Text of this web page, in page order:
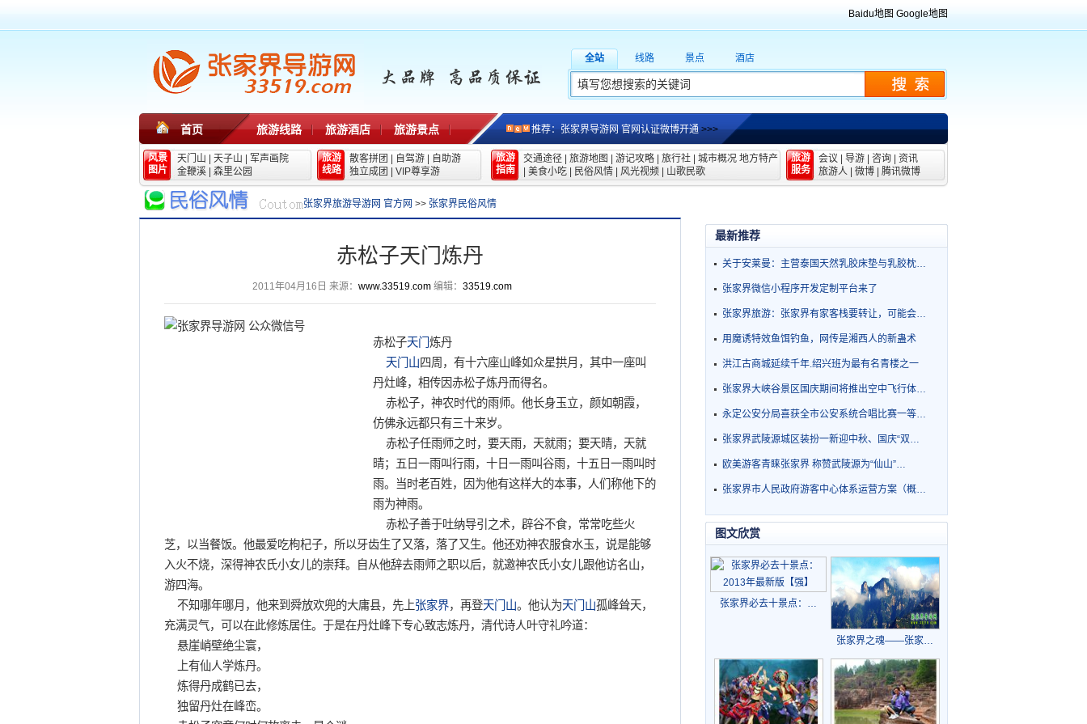
Baidu地图 Google地图
全站 线路 景点 酒店
首页 旅游线路 旅游酒店 旅游景点 推荐：张家界导游网 官网认证微博开通>>>
风景
图片
天门山 天子山
军声画院
金鞭溪
森里公园
旅游
线路
散客拼团 自驾游
自助游
独立成团
VIP尊享游
旅游
指南
交通途径 旅游地图 游记攻略 旅行社 城市概况 地方特产
美食小吃 民俗风情 风光视频 山歌民歌
旅游
服务
会议 导游 咨询
资讯
旅游人
微博 腾讯微博
张家界旅游导游网 官方网 >> 张家界民俗风情
赤松子天门炼丹
2011年04月16日 来源： www.33519.com编辑： 33519.com
赤松子天门 炼丹
天门山四周，有十六座山峰如众星拱月，其中一座叫
丹灶峰，相传因赤松子炼丹而得名。
赤松子，神农时代的雨师。他长身玉立，颜如朝霞，
仿佛永远都只有三十来岁。
赤松子任雨师之时，要天雨，天就雨；要天晴，天就
晴；五日一雨叫行雨，十日一雨叫谷雨，十五日一雨叫时
雨。当时老百姓，因为他有这样大的本事，人们称他下的
雨为神雨。
赤松子善于吐纳导引之术，辟谷不食，常常吃些火
芝，以当餐饭。他最爱吃枸杞子，所以牙齿生了又落，落了又生。他还劝神农服食水玉，说是能够
入火不烧，深得神农氏小女儿的崇拜。自从他辞去雨师之职以后，就邀神农氏小女儿跟他访名山，
游四海。
不知哪年哪月，他来到舜放欢兜的大庸县，先上张家界，再登天门山。他认为天门山孤峰耸天，
充满灵气，可以在此修炼居住。于是在丹灶峰下专心致志炼丹，清代诗人叶守礼吟道：
悬崖峭壁绝尘寰，
上有仙人学炼丹。
炼得丹成鹤已去，
独留丹灶在峰峦。
最新推荐
关于安莱曼：主营泰国天然乳胶床垫与乳胶枕…
张家界微信小程序开发定制平台来了
张家界旅游：张家界有家客栈要转让，可能会…
用魔诱特效鱼饵钓鱼，网传是湘西人的新蛊术
洪江古商城延续千年.绍兴班为最有名青楼之一
张家界大峡谷景区国庆期间将推出空中飞行体…
永定公安分局喜获全市公安系统合唱比赛一等…
张家界武陵源城区装扮一新迎中秋、国庆“双…
欧美游客青睐张家界 称赞武陵源为“仙山”…
张家界市人民政府游客中心体系运营方案（概…
图文欣赏
张家界必去十景点：…
张家界之魂——张家…